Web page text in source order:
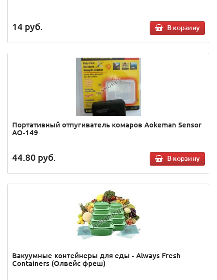
14 руб. В корзину
Портативный отпугиватель комаров Aokeman Sensor
AO-149
44.80 руб. В корзину
Вакуумные контейнеры для еды - Always Fresh
Containers (Олвейс фреш)